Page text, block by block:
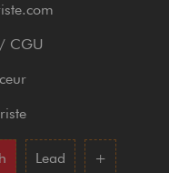
CGU
Lead +